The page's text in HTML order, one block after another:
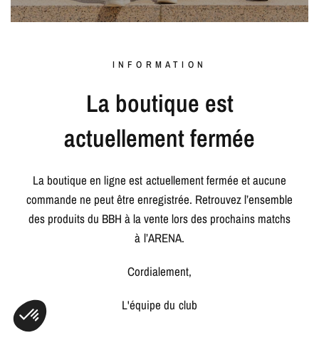
INFORMATION
La boutique est
actuellement fermée
La boutique en ligne est actuellement fermée et aucune
commande ne peut être enregistrée. Retrouvez l’ensemble
des produits du BBH à la vente lors des prochains matchs
à l’ARENA.
Cordialement,
L'équipe du club